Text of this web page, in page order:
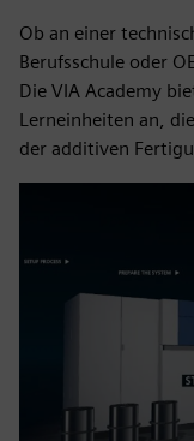
Ob an einer
Berufsschule oder
Die VIA Academy
Lerneinheiten an,
der additiven